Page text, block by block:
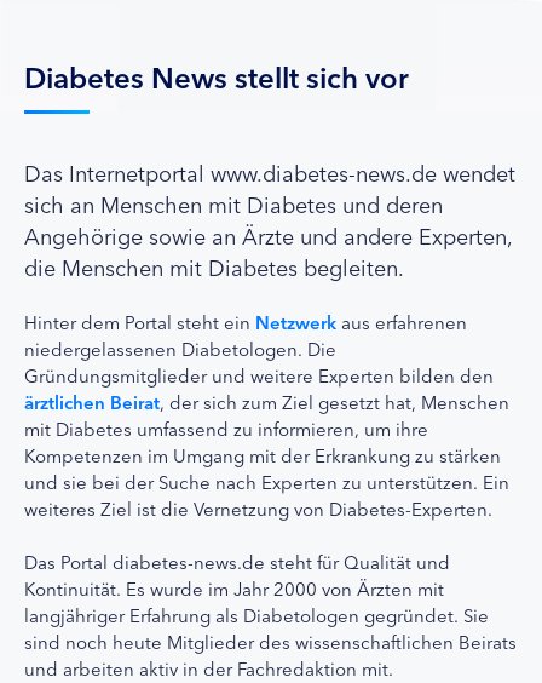
Diabetes News stellt sich vor
Das Internetportal www.diabetes-news.de wendet
sich an Menschen mit Diabetes und deren
Angehörige sowie an Ärzte und andere Experten,
die Menschen mit Diabetes begleiten.
Hinter dem Portal steht ein Netzwerk aus erfahrenen
niedergelassenen Diabetologen. Die
Gründungsmitglieder und weitere Experten bilden den
ärztlichen Beirat, der sich zum Ziel gesetzt hat, Menschen
mit Diabetes umfassend zu informieren, um ihre
Kompetenzen im Umgang mit der Erkrankung zu stärken
und sie bei der Suche nach Experten zu unterstützen. Ein
weiteres Ziel ist die Vernetzung von Diabetes-Experten.
Das Portal diabetes-news.de steht für Qualität und
Kontinuität. Es wurde im Jahr 2000 von Ärzten mit
langjähriger Erfahrung als Diabetologen gegründet. Sie
sind noch heute Mitglieder des wissenschaftlichen Beirats
und arbeiten aktiv in der Fachredaktion mit.